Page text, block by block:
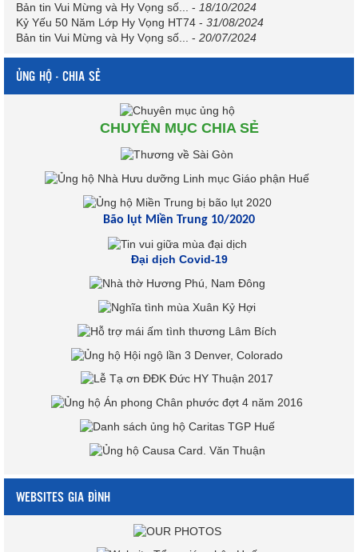
Bản tin Vui Mừng và Hy Vọng số... - 18/10/2024
Kỷ Yếu 50 Năm Lớp Hy Vọng HT74 - 31/08/2024
Bản tin Vui Mừng và Hy Vọng số... - 20/07/2024
ỦNG HỘ - CHIA SẺ
CHUYÊN MỤC CHIA SẺ
Bão lụt Miền Trung 10/2020
Đại dịch Covid-19
WEBSITES GIA ĐÌNH